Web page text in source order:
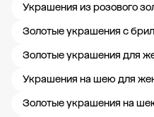
Украшения из розового
Золотые украшения с
Золотые украшения для
Украшения на шею для
Золотые украшения на